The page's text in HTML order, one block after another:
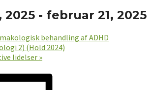
2025 - februar 21, 2025
behandling af ADHD
2) (Hold 2024)
lidelser »